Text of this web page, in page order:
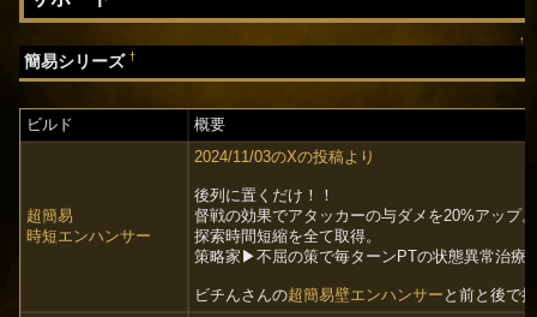
↑
簡易シリーズ†
ビルド 概要
超簡易
時短エンハンサー
2024/11/03のXの投稿より
後列に置くだけ！！
督戦の効果でアタッカーの与ダメを20%アップ。
探索時間短縮を全て取得。
策略家▶︎不屈の策で毎ターンPTの状態異常治療
ビチんさんの超簡易壁エンハンサー と前と後で